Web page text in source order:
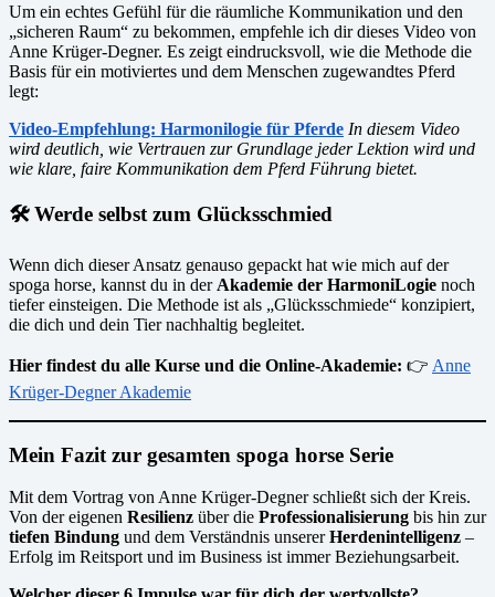
Um ein echtes Gefühl für die räumliche Kommunikation und den
„sicheren Raum“ zu bekommen, empfehle ich dir dieses Video von
Anne Krüger-Degner. Es zeigt eindrucksvoll, wie die Methode die
Basis für ein motiviertes und dem Menschen zugewandtes Pferd
legt:
Video-Empfehlung: Harmonilogie für Pferde In diesem Video
wird deutlich, wie Vertrauen zur Grundlage jeder Lektion wird und
wie klare, faire Kommunikation dem Pferd Führung bietet.
🛠️ Werde selbst zum Glücksschmied
Wenn dich dieser Ansatz genauso gepackt hat wie mich auf der
spoga horse, kannst du in der Akademie der HarmoniLogie noch
tiefer einsteigen. Die Methode ist als „Glücksschmiede“ konzipiert,
die dich und dein Tier nachhaltig begleitet.
Hier findest du alle Kurse und die Online-Akademie: 👉 Anne
Krüger-Degner Akademie
Mein Fazit zur gesamten spoga horse Serie
Mit dem Vortrag von Anne Krüger-Degner schließt sich der Kreis.
Von der eigenen Resilienz über die Professionalisierung bis hin zur
tiefen Bindung und dem Verständnis unsererHerdenintelligenz –
Erfolg im Reitsport und im Business ist immer Beziehungsarbeit.